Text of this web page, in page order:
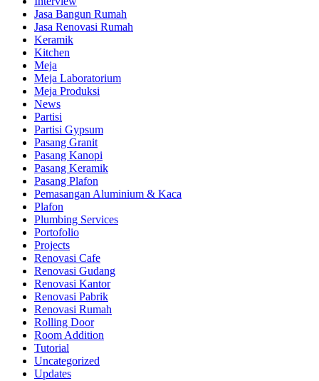
Jasa Bangun Rumah
Jasa Renovasi Rumah
Keramik
Kitchen
Meja
Meja Laboratorium
Meja Produksi
News
Partisi
Partisi Gypsum
Pasang Granit
Pasang Kanopi
Pasang Keramik
Pasang Plafon
Pemasangan Aluminium & Kaca
Plafon
Plumbing Services
Portofolio
Projects
Renovasi Cafe
Renovasi Gudang
Renovasi Kantor
Renovasi Pabrik
Renovasi Rumah
Rolling Door
Room Addition
Tutorial
Uncategorized
Updates